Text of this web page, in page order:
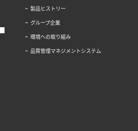
製品ヒストリー
グループ企業
環境への取り組み
品質管理マネジメントシステム